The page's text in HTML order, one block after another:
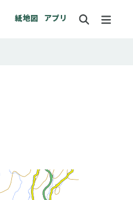
紙地図 アプリ